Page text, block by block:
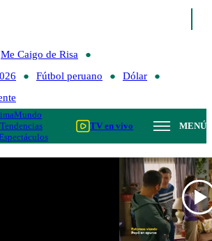
Me Caigo de Risa
Fútbol peruano
Dólar
Mundo
Tendencias
TV en vivo MENÚ